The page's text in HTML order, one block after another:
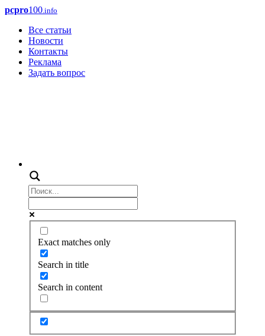
pcpro100.info
Все статьи
Новости
Контакты
Реклама
Задать вопрос
Exact matches only
Search in title
Search in content